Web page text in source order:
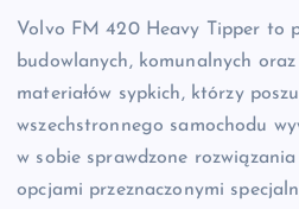
Volvo FM 420 Heavy Tipper to
budowlanych, komunalnych
materiałów sypkich, którzy
wszechstronnego samochodu
w sobie sprawdzone
opcjami przeznaczonymi